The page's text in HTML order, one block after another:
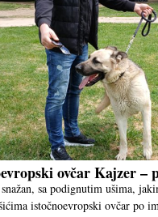
ovčar Kajzer –
sa podignutim ušima,
istočnoevropski ovčar po